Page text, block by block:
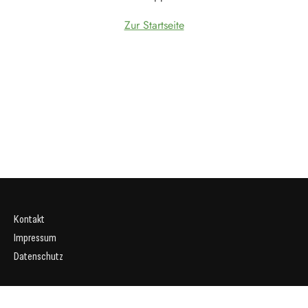
Zur Startseite
Kontakt
Impressum
Datenschutz